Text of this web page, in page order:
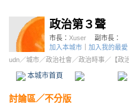
政治第３聲
市長： Xuser
副市長：
加入本城市
加入我的最愛
udn／城市／政治社會 ／政治時事／ 【政
本城市首頁
討論區／不分版